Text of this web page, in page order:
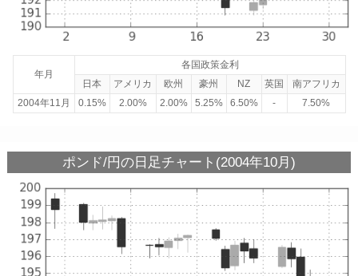
年月
各国政策金利
日本
アメリカ 欧州 豪州 NZ 英国
南アフリカ
2004年11月
0.15% 2.00% 2.00% 5.25% 6.50% - 7.50%
ポンド/円の日足チャート(2004年10月)